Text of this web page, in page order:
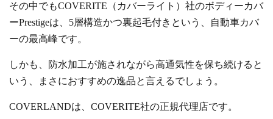
その中でもCOVERITE（カバーライト）社のボディーカバ
ーPrestigeは、5層構造かつ裏起毛付きという、自動車カバ
ーの最高峰です。
しかも、防水加工が施されながら高通気性を保ち続けると
いう、まさにおすすめの逸品と言えるでしょう。
COVERLANDは、COVERITE社の正規代理店です。